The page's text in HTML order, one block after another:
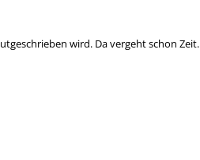
wird. Da vergeht schon Zeit.